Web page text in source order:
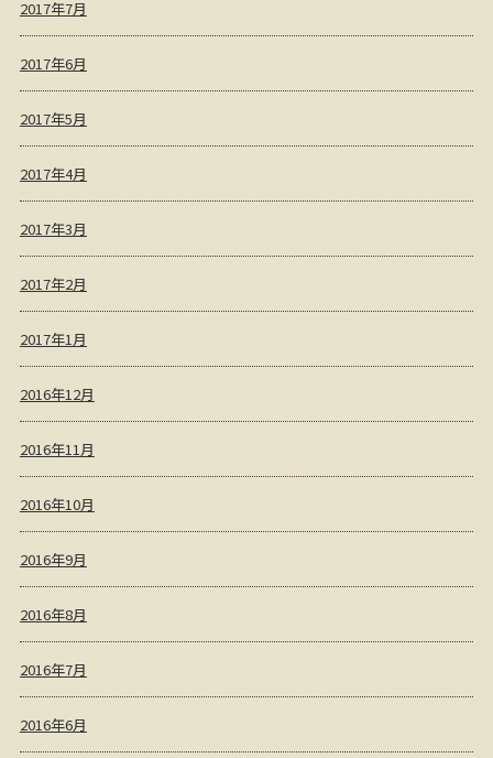
2017年7月
2017年6月
2017年5月
2017年4月
2017年3月
2017年2月
2017年1月
2016年12月
2016年11月
2016年10月
2016年9月
2016年8月
2016年7月
2016年6月